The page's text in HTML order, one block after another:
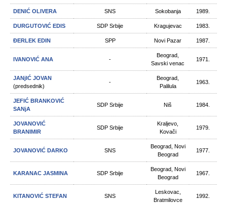
DENIĆ OLIVERA SNS Sokobanja 1989.
DURGUTOVIĆ EDIS SDP Srbije Kragujevac 1983.
ĐERLEK EDIN SPP Novi Pazar 1987.
IVANOVIĆ ANA -
Beograd,
Savski venac
1971.
JANjIĆ JOVAN
(predsednik)
-
Beograd,
Palilula
1963.
JEFIĆ BRANKOVIĆ
SANjA
SDP Srbije Niš 1984.
JOVANOVIĆ
BRANIMIR
SDP Srbije
Kraljevo,
Kovači
1979.
JOVANOVIĆ DARKO SNS
Beograd, Novi
Beograd
1977.
KARANAC JASMINA SDP Srbije
Beograd, Novi
Beograd
1967.
KITANOVIĆ STEFAN SNS
Leskovac,
Bratmilovce
1992.